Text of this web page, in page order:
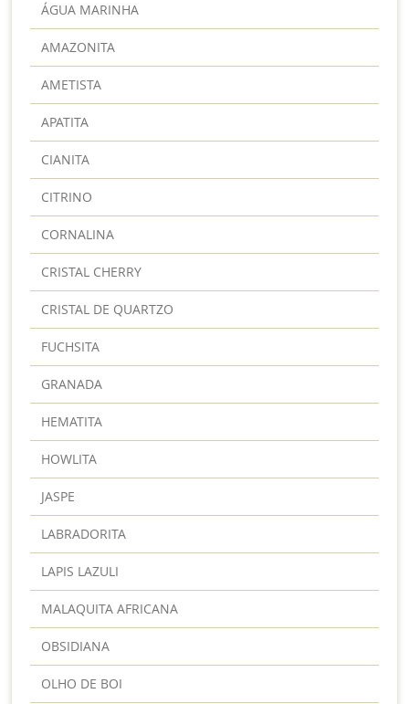
ÁGUA MARINHA
AMAZONITA
AMETISTA
APATITA
CIANITA
CITRINO
CORNALINA
CRISTAL CHERRY
CRISTAL DE QUARTZO
FUCHSITA
GRANADA
HEMATITA
HOWLITA
JASPE
LABRADORITA
LAPIS LAZULI
MALAQUITA AFRICANA
OBSIDIANA
OLHO DE BOI